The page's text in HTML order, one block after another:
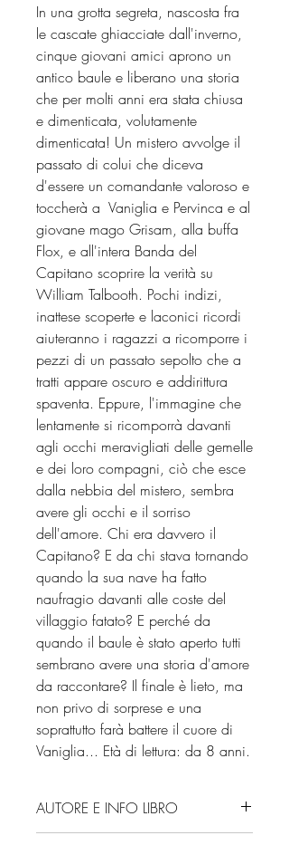
In una grotta segreta, nascosta fra
le cascate ghiacciate dall'inverno,
cinque giovani amici aprono un
antico baule e liberano una storia
che per molti anni era stata chiusa
e dimenticata, volutamente
dimenticata! Un mistero avvolge il
passato di colui che diceva
d'essere un comandante valoroso e
toccherà a Vaniglia e Pervinca e al
giovane mago Grisam, alla buffa
Flox, e all'intera Banda del
Capitano scoprire la verità su
William Talbooth. Pochi indizi,
inattese scoperte e laconici ricordi
aiuteranno i ragazzi a ricomporre i
pezzi di un passato sepolto che a
tratti appare oscuro e addirittura
spaventa. Eppure, l'immagine che
lentamente si ricomporrà davanti
agli occhi meravigliati delle gemelle
e dei loro compagni, ciò che esce
dalla nebbia del mistero, sembra
avere gli occhi e il sorriso
dell'amore. Chi era davvero il
Capitano? E da chi stava tornando
quando la sua nave ha fatto
naufragio davanti alle coste del
villaggio fatato? E perché da
quando il baule è stato aperto tutti
sembrano avere una storia d'amore
da raccontare? Il finale è lieto, ma
non privo di sorprese e una
soprattutto farà battere il cuore di
Vaniglia... Età di lettura: da 8 anni.
AUTORE E INFO LIBRO